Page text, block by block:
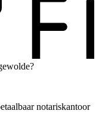
notariskantoor